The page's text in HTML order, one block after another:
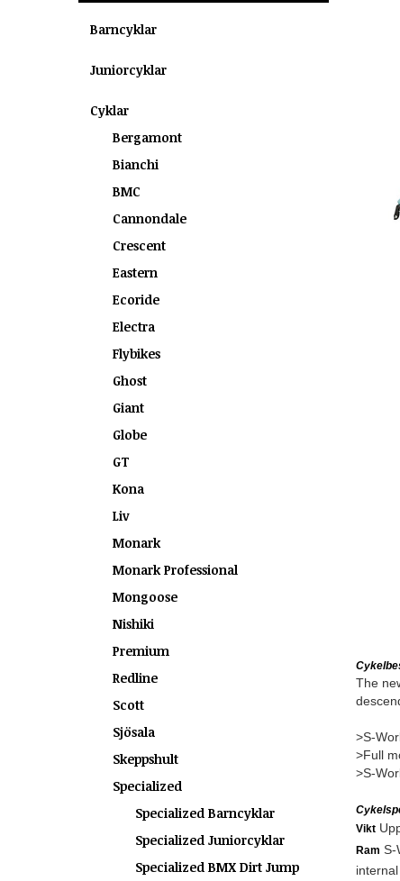
Barncyklar
Juniorcyklar
Cyklar
Bergamont
Bianchi
BMC
Cannondale
Crescent
Eastern
Ecoride
Electra
Flybikes
Ghost
Giant
Globe
GT
Kona
Liv
Monark
Monark Professional
Mongoose
Nishiki
Premium
Redline
Scott
Sjösala
Skeppshult
Specialized
Specialized Barncyklar
Specialized Juniorcyklar
Specialized BMX Dirt Jump
The
>S-
>Full
>S-
Vikt
Ram S-